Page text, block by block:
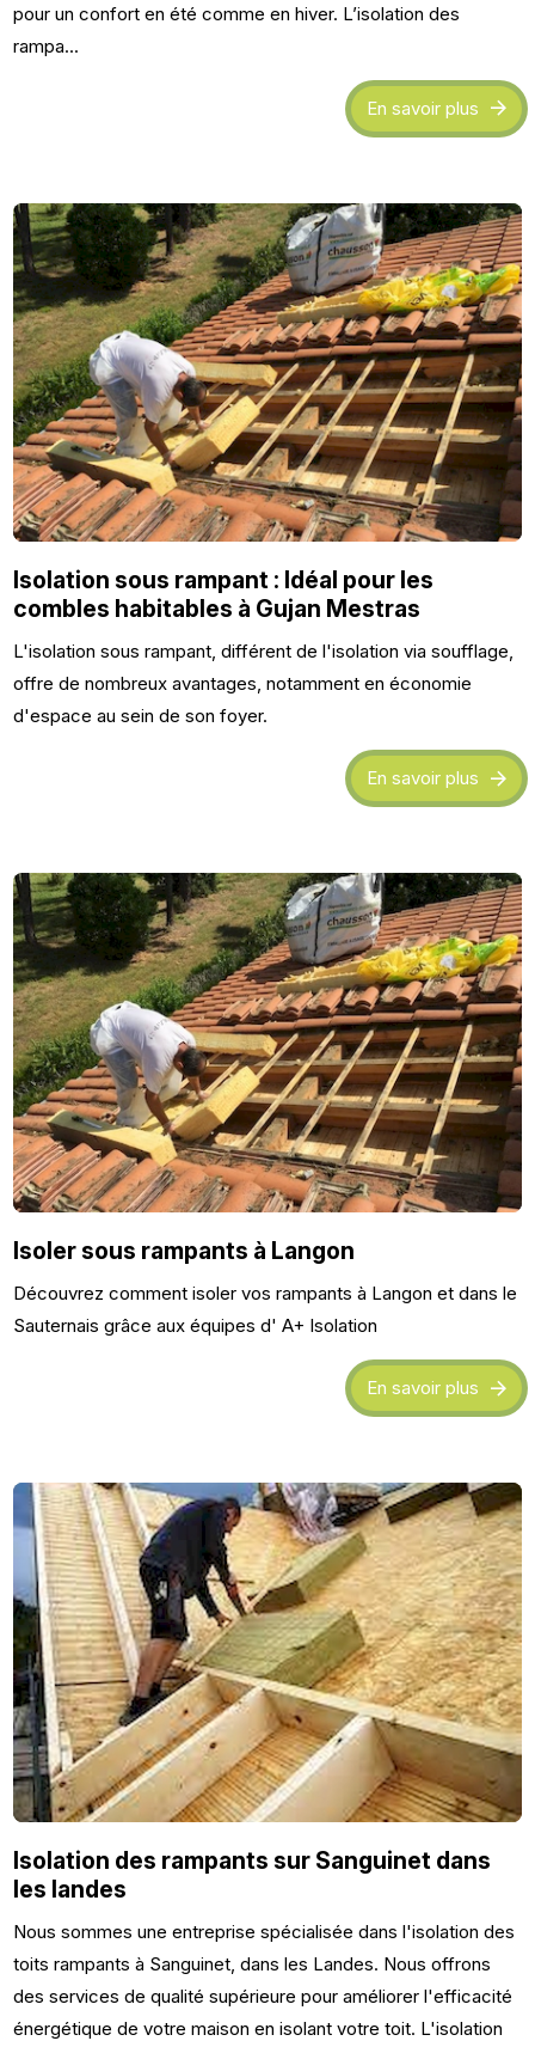
pour un confort en été comme en hiver. L’isolation des
rampa...
En savoir plus
Isolation sous rampant : Idéal pour les
combles habitables à Gujan Mestras
L'isolation sous rampant, différent de l'isolation via soufflage,
offre de nombreux avantages, notamment en économie
d'espace au sein de son foyer.
En savoir plus
Isoler sous rampants à Langon
Découvrez comment isoler vos rampants à Langon et dans le
Sauternais grâce aux équipes d' A+ Isolation
En savoir plus
Isolation des rampants sur Sanguinet dans
les landes
Nous sommes une entreprise spécialisée dans l'isolation des
toits rampants à Sanguinet, dans les Landes. Nous offrons
des services de qualité supérieure pour améliorer l'efficacité
énergétique de votre maison en isolant votre toit. L'isolation